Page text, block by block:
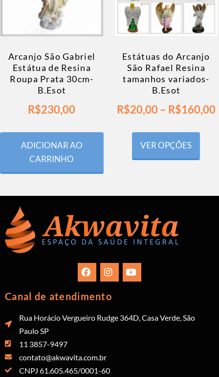
Arcanjo São Gabriel
Estátua de Resina
Roupa Prata 30cm-
B.Esot
R$230,00
ADICIONAR AO
CARRINHO
Estátuas do Arcanjo
São Rafael Resina
tamanhos variados-
B.Esot
R$20,00– R$160,00
VER OPÇÕES
Canal de atendimento
Rua Horácio Vergueiro Rudge 364D, Casa Verde, São
Paulo SP
11 3857-9497
contato@akwavita.com.br
CNPJ 61.605.465/0001-60